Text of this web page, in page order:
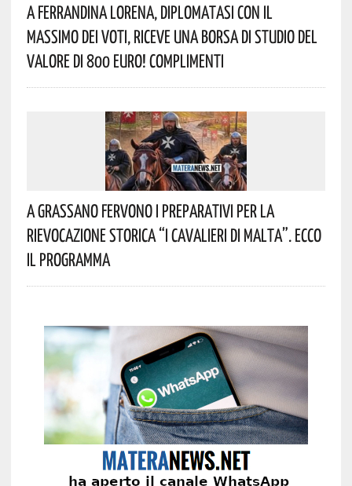
A Ferrandina Lorena, Diplomatasi Con Il
Massimo Dei Voti, Riceve Una Borsa Di Studio Del
Valore Di 800 Euro! Complimenti
A Grassano Fervono I Preparativi Per La
Rievocazione Storica “I CAVALIERI DI MALTA”. Ecco
Il Programma